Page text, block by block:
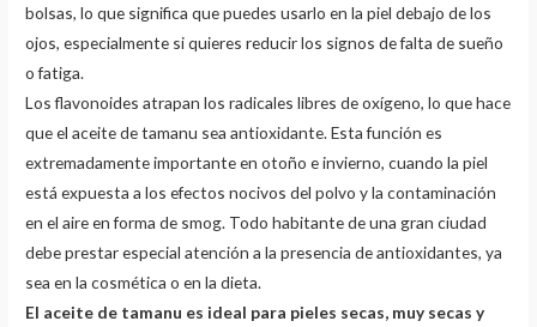
bolsas, lo que significa que puedes usarlo en la piel debajo de los
ojos, especialmente si quieres reducir los signos de falta de sueño
o fatiga.
Los flavonoides atrapan los radicales libres de oxígeno, lo que hace
que el aceite de tamanu sea antioxidante. Esta función es
extremadamente importante en otoño e invierno, cuando la piel
está expuesta a los efectos nocivos del polvo y la contaminación
en el aire en forma de smog. Todo habitante de una gran ciudad
debe prestar especial atención a la presencia de antioxidantes, ya
sea en la cosmética o en la dieta.
El aceite de tamanu es ideal para pieles secas, muy secas y